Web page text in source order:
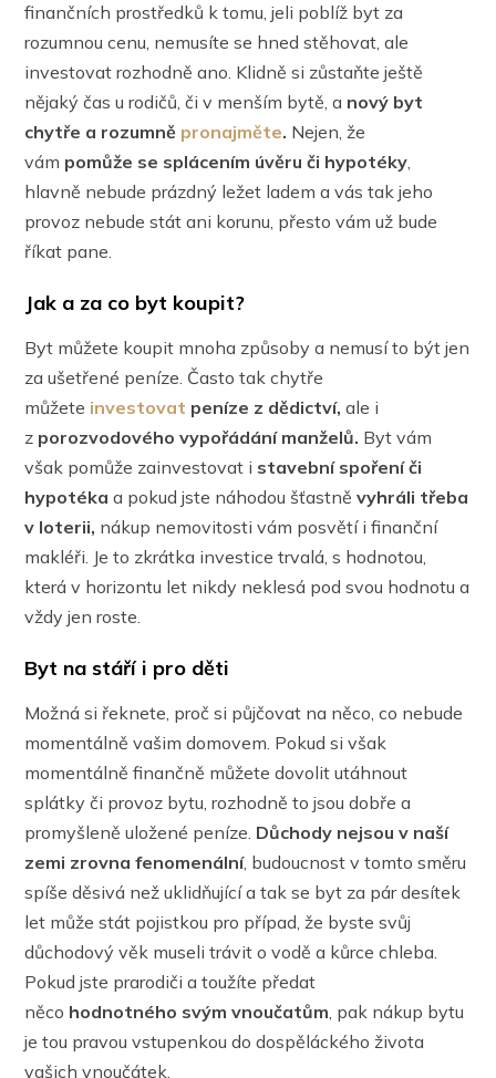
finančních prostředků k tomu, jeli poblíž byt za
rozumnou cenu, nemusíte se hned stěhovat, ale
investovat rozhodně ano. Klidně si zůstaňte ještě
nějaký čas u rodičů, či v menším bytě, a nový byt
chytře a rozumně pronajměte. Nejen, že
vám pomůže se splácením úvěru či hypotéky,
hlavně nebude prázdný ležet ladem a vás tak jeho
provoz nebude stát ani korunu, přesto vám už bude
říkat pane.
Jak a za co byt koupit?
Byt můžete koupit mnoha způsoby a nemusí to být jen
za ušetřené peníze. Často tak chytře
můžete investovat peníze z dědictví, ale i
z porozvodového vypořádání manželů. Byt vám
však pomůže zainvestovat i stavební spoření či
hypotéka a pokud jste náhodou šťastněvyhráli třeba
v loterii, nákup nemovitosti vám posvětí i finanční
makléři. Je to zkrátka investice trvalá, s hodnotou,
která v horizontu let nikdy neklesá pod svou hodnotu a
vždy jen roste.
Byt na stáří i pro děti
Možná si řeknete, proč si půjčovat na něco, co nebude
momentálně vašim domovem. Pokud si však
momentálně finančně můžete dovolit utáhnout
splátky či provoz bytu, rozhodně to jsou dobře a
promyšleně uložené peníze. Důchody nejsou v naší
zemi zrovna fenomenální, budoucnost v tomto směru
spíše děsivá než uklidňující a tak se byt za pár desítek
let může stát pojistkou pro případ, že byste svůj
důchodový věk museli trávit o vodě a kůrce chleba.
Pokud jste prarodiči a toužíte předat
něco hodnotného svým vnoučatům, pak nákup bytu
je tou pravou vstupenkou do dospěláckého života
vašich vnoučátek.